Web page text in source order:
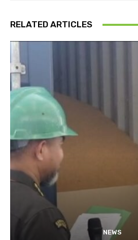
RELATED ARTICLES
NEWS